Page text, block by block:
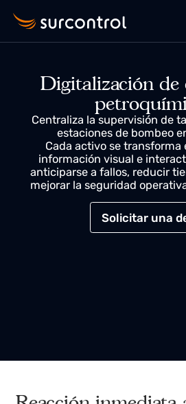
Digitalización de
Centraliza la supervisión de
estaciones de
Cada activo se
información visual e
anticiparse a fallos, reducir
Solicitar una